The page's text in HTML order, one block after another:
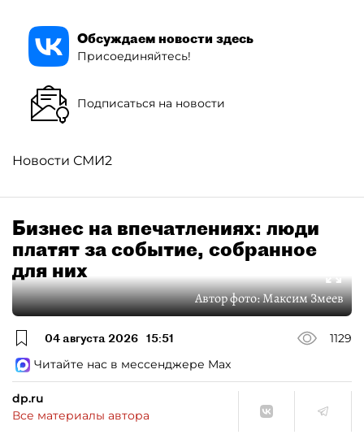
Обсуждаем новости здесь
Присоединяйтесь!
Подписаться на новости
Новости СМИ2
Бизнес на впечатлениях: люди
платят за событие, собранное
для них
Автор фото:Максим Змеев
04 августа 2026 15:51
1129
Читайте нас в мессенджере Max
dp.ru
Все материалы автора